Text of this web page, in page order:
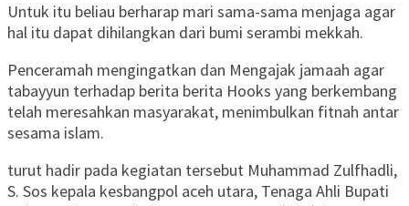
Untuk itu beliau berharap mari sama-sama menjaga agar
hal itu dapat dihilangkan dari bumi serambi mekkah.
Penceramah mengingatkan dan Mengajak jamaah agar
tabayyun terhadap berita berita Hooks yang berkembang
telah meresahkan masyarakat, menimbulkan fitnah antar
sesama islam.
turut hadir pada kegiatan tersebut Muhammad Zulfhadli,
S. Sos kepala kesbangpol aceh utara, Tenaga Ahli Bupati